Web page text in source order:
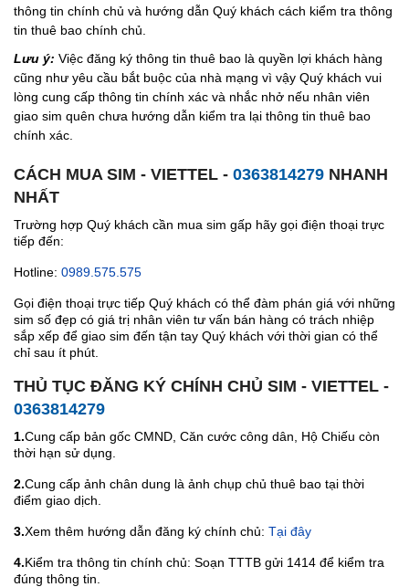
thông tin chính chủ và hướng dẫn Quý khách cách kiểm tra thông
tin thuê bao chính chủ.
Lưu ý: Việc đăng ký thông tin thuê bao là quyền lợi khách hàng
cũng như yêu cầu bắt buộc của nhà mạng vì vậy Quý khách vui
lòng cung cấp thông tin chính xác và nhắc nhở nếu nhân viên
giao sim quên chưa hướng dẫn kiểm tra lại thông tin thuê bao
chính xác.
CÁCH MUA SIM - VIETTEL - 0363814279 NHANH
NHẤT
Trường hợp Quý khách cần mua sim gấp hãy gọi điện thoại trực
tiếp đến:
Hotline: 0989.575.575
Gọi điện thoại trực tiếp Quý khách có thể đàm phán giá với những
sim số đẹp có giá trị nhân viên tư vấn bán hàng có trách nhiệp
sắp xếp để giao sim đến tận tay Quý khách với thời gian có thể
chỉ sau ít phút.
THỦ TỤC ĐĂNG KÝ CHÍNH CHỦ SIM - VIETTEL -
0363814279
1.Cung cấp bản gốc CMND, Căn cước công dân, Hộ Chiếu còn
thời hạn sử dụng.
2.Cung cấp ảnh chân dung là ảnh chụp chủ thuê bao tại thời
điểm giao dịch.
3.Xem thêm hướng dẫn đăng ký chính chủ: Tại đây
4.Kiểm tra thông tin chính chủ: Soạn TTTB gửi 1414 để kiểm tra
đúng thông tin.